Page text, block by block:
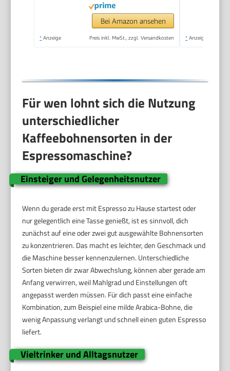
Kaffeetassen (170
ml), Silber
Bei Amazon ansehen
* Anzeige Preis inkl. MwSt., zzgl. Versandkosten * Anzeige
Für wen lohnt sich die Nutzung
unterschiedlicher
Kaffeebohnensorten in der
Espressomaschine?
Einsteiger und Gelegenheitsnutzer
Wenn du gerade erst mit Espresso zu Hause startest oder
nur gelegentlich eine Tasse genießt, ist es sinnvoll, dich
zunächst auf eine oder zwei gut ausgewählte Bohnensorten
zu konzentrieren. Das macht es leichter, den Geschmack und
die Maschine besser kennenzulernen. Unterschiedliche
Sorten bieten dir zwar Abwechslung, können aber gerade am
Anfang verwirren, weil Mahlgrad und Einstellungen oft
angepasst werden müssen. Für dich passt eine einfache
Kombination, zum Beispiel eine milde Arabica-Bohne, die
wenig Anpassung verlangt und schnell einen guten Espresso
liefert.
Vieltrinker und Alltagsnutzer